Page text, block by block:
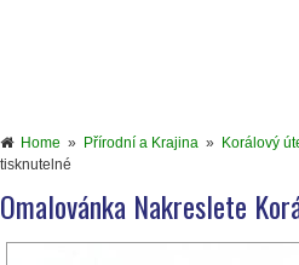
Home » Přírodní a Krajina » Korálový
tisknutelné
Omalovánka Nakreslete